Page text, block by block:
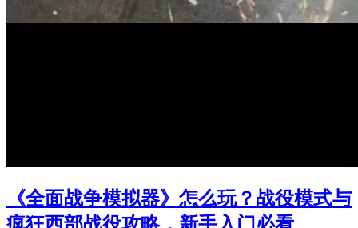
《全面战争模拟器》怎么玩？战役模式与